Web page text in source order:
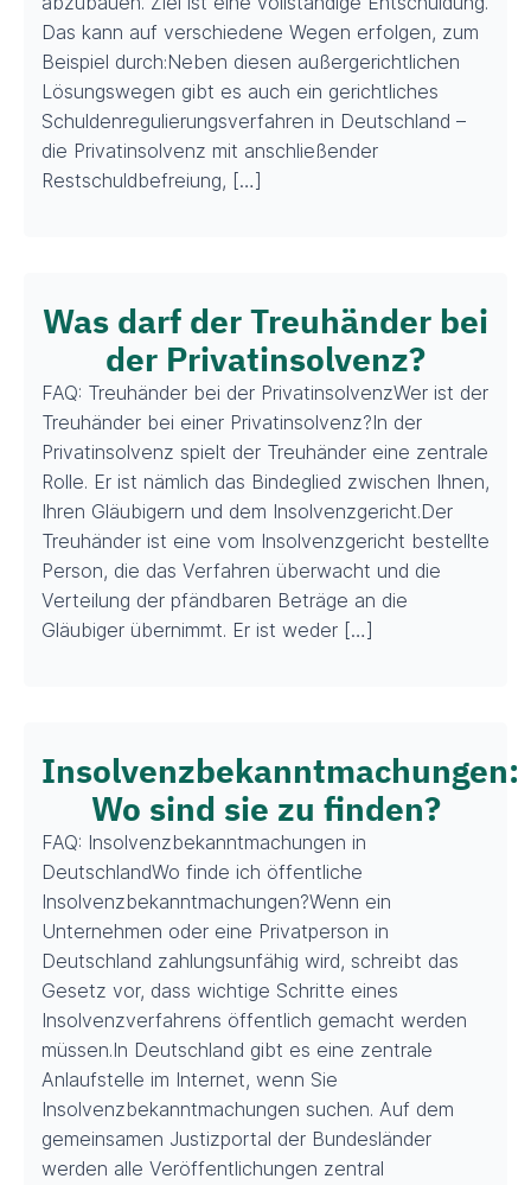
Das kann auf verschiedene Wegen erfolgen, zum
Beispiel durch:Neben diesen außergerichtlichen
Lösungswegen gibt es auch ein gerichtliches
Schuldenregulierungsverfahren in Deutschland –
die Privatinsolvenz mit anschließender
Restschuldbefreiung, […]
Was darf der Treuhänder bei
der Privatinsolvenz?
FAQ: Treuhänder bei der PrivatinsolvenzWer ist der
Treuhänder bei einer Privatinsolvenz?In der
Privatinsolvenz spielt der Treuhänder eine zentrale
Rolle. Er ist nämlich das Bindeglied zwischen Ihnen,
Ihren Gläubigern und dem Insolvenzgericht.Der
Treuhänder ist eine vom Insolvenzgericht bestellte
Person, die das Verfahren überwacht und die
Verteilung der pfändbaren Beträge an die
Gläubiger übernimmt. Er ist weder […]
Insolvenzbekanntmachungen:
Wo sind sie zu finden?
FAQ: Insolvenzbekanntmachungen in
DeutschlandWo finde ich öffentliche
Insolvenzbekanntmachungen?Wenn ein
Unternehmen oder eine Privatperson in
Deutschland zahlungsunfähig wird, schreibt das
Gesetz vor, dass wichtige Schritte eines
Insolvenzverfahrens öffentlich gemacht werden
müssen.In Deutschland gibt es eine zentrale
Anlaufstelle im Internet, wenn Sie
Insolvenzbekanntmachungen suchen. Auf dem
gemeinsamen Justizportal der Bundesländer
werden alle Veröffentlichungen zentral